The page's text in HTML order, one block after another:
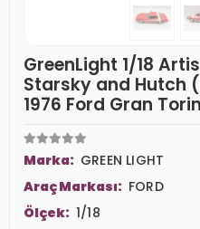
GreenLight 1/18
Starsky and Hutch
1976 Ford Gran
Marka: GREEN LIGHT
Araç Markası: FORD
Ölçek: 1/18